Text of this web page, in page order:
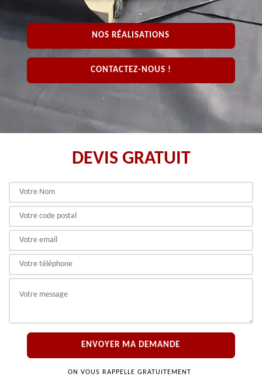
NOS RÉALISATIONS
CONTACTEZ-NOUS !
DEVIS GRATUIT
ON VOUS RAPPELLE GRATUITEMENT